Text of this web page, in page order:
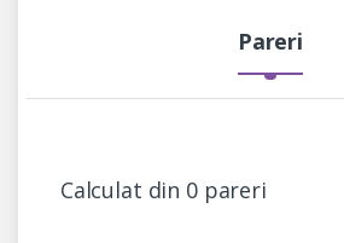
Pareri
Calculat din 0 pareri